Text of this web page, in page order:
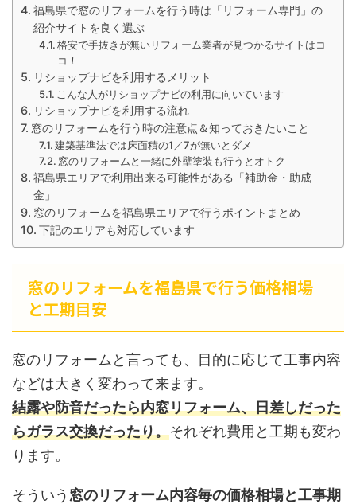
福島県で窓のリフォームを行う時は「リフォーム専門」の
紹介サイトを良く選ぶ
格安で手抜きが無いリフォーム業者が見つかるサイトはコ
コ！
リショップナビを利用するメリット
こんな人がリショップナビの利用に向いています
リショップナビを利用する流れ
窓のリフォームを行う時の注意点＆知っておきたいこと
建築基準法では床面積の1／7が無いとダメ
窓のリフォームと一緒に外壁塗装も行うとオトク
福島県エリアで利用出来る可能性がある「補助金・助成
金」
窓のリフォームを福島県エリアで行うポイントまとめ
下記のエリアも対応しています
窓のリフォームを福島県で行う価格相場
と工期目安
窓のリフォームと言っても、目的に応じて工事内容
などは大きく変わって来ます。
結露や防音だったら内窓リフォーム、日差しだった
らガラス交換だったり。それぞれ費用と工期も変わ
ります。
そういう 窓のリフォーム内容毎の価格相場と工事期